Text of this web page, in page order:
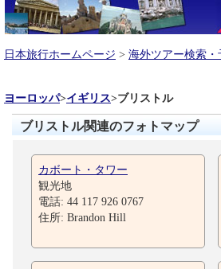
日本旅行ホームページ > 海外ツアー検索・
ヨーロッパ>イギリス>ブリストル
ブリストル関連のフォトマップ
カボート・タワー
観光地
電話: 44 117 926 0767
住所: Brandon Hill